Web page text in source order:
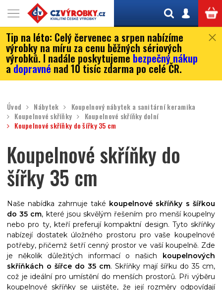
Tip na léto: Celý červenec a srpen nabízíme
výrobky na míru za cenu běžných sériových
výrobků. I nadále poskytujeme bezpečný nákup
adopravné nad 10 tisíc zdarma po celé ČR.
Úvod Nábytek
Koupelnový nábytek a sanitární keramika
Koupelnové skříňky
Koupelnové skříňky dolní
Koupelnové skříňky do šířky 35 cm
Koupelnové skříňky do
šířky 35 cm
Naše nabídka zahrnuje také koupelnové skříňky s šířkou
do 35 cm, které jsou skvělým řešením pro menší koupelny
nebo pro ty, kteří preferují kompaktní design. Tyto skříňky
nabízejí dostatek úložného prostoru pro vaše koupelnové
potřeby, přičemž šetří cenný prostor ve vaší koupelně. Zde
je několik důležitých informací o našich koupelnových
skříňkách o šířce do 35 cm. Skříňky mají šířku do 35 cm,
což je ideální pro umístění do menších prostorů. Při výběru
koupelnové skříňky se ujistěte, že její rozměry odpovídají